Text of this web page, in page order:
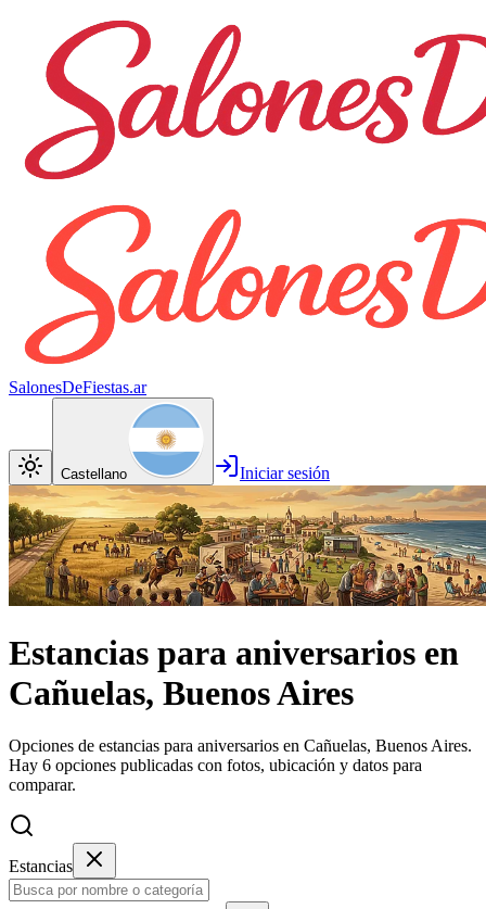
SalonesDeFiestas.ar
Castellano Iniciar sesión
Estancias para aniversarios en
Cañuelas, Buenos Aires
Opciones de estancias para aniversarios en Cañuelas, Buenos Aires.
Hay 6 opciones publicadas con fotos, ubicación y datos para
comparar.
Estancias